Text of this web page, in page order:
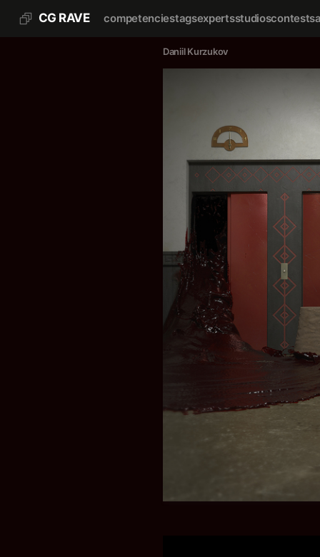
CG RAVE competenciestagsexpertsstudioscontests
Daniil Kurzukov